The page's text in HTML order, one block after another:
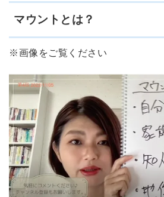
マウントとは？
※画像をご覧ください